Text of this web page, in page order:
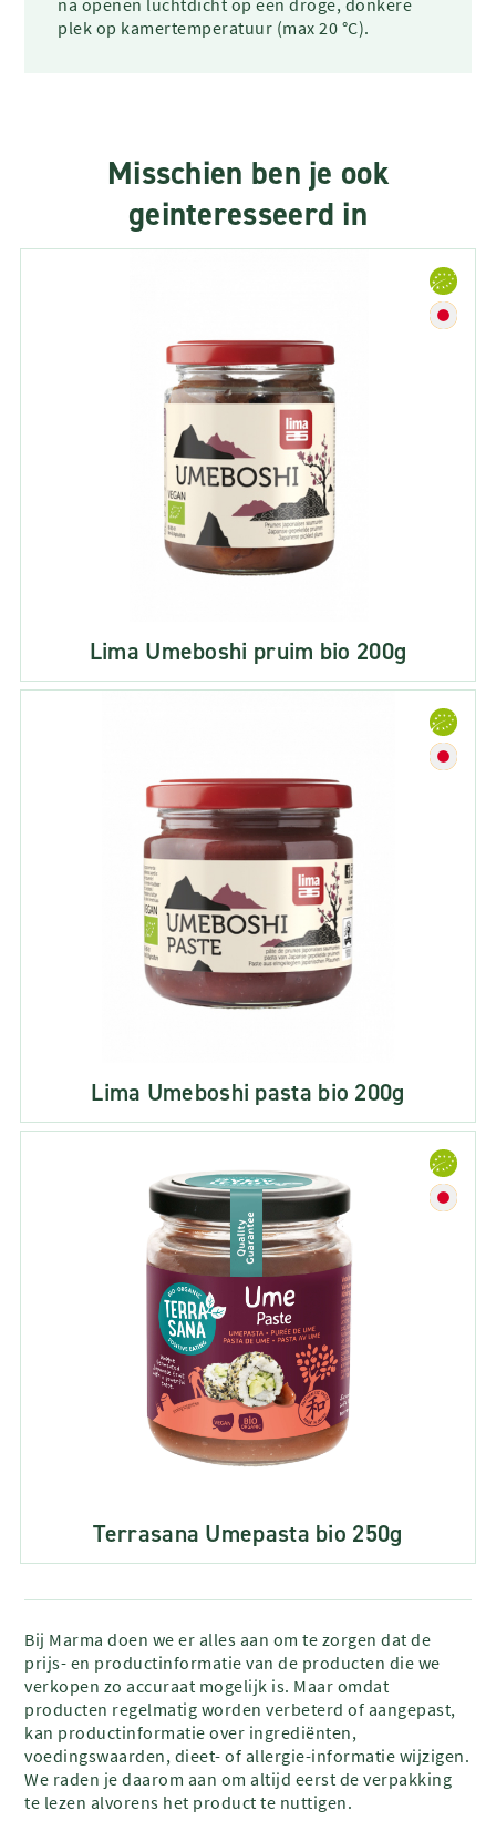
na openen luchtdicht op een droge, donkere
plek op kamertemperatuur (max 20 °C).
Misschien ben je ook
geinteresseerd in
Lima Umeboshi pruim bio 200g
Lima Umeboshi pasta bio 200g
Terrasana Umepasta bio 250g
Bij Marma doen we er alles aan om te zorgen dat de
prijs- en productinformatie van de producten die we
verkopen zo accuraat mogelijk is. Maar omdat
producten regelmatig worden verbeterd of aangepast,
kan productinformatie over ingrediënten,
voedingswaarden, dieet- of allergie-informatie wijzigen.
We raden je daarom aan om altijd eerst de verpakking
te lezen alvorens het product te nuttigen.